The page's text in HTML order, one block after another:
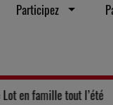
Participez
Ateliers et